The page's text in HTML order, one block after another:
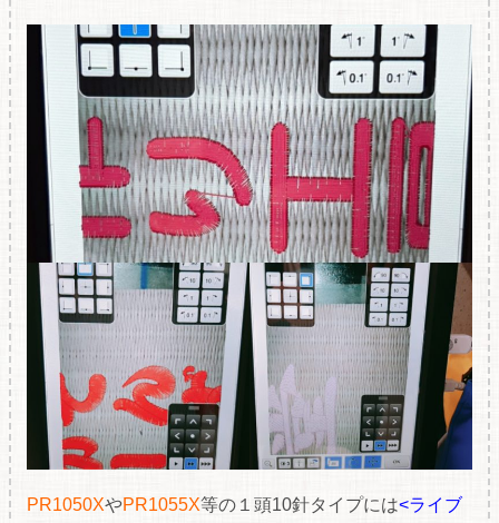
PR1050XやPR1055X等の１頭10針タイプには<ライブ